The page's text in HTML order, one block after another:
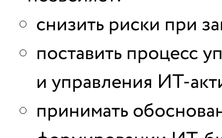
снизить риски при
поставить процесс
и управления ИТ-
принимать